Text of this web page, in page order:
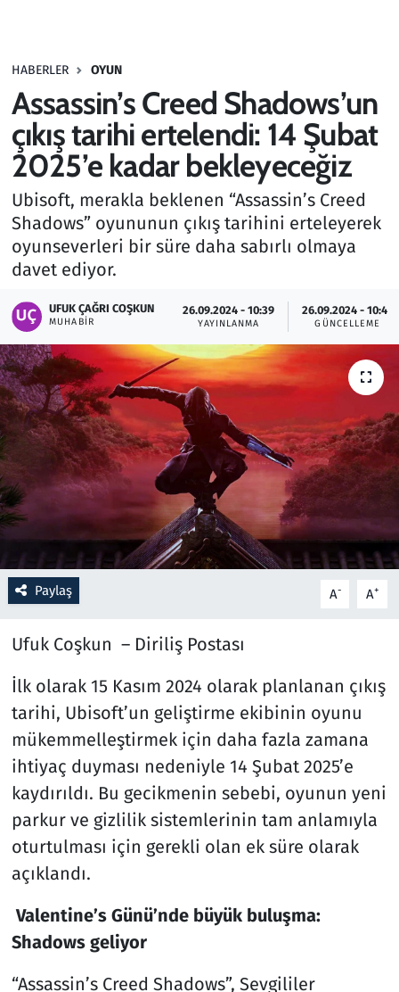
HABERLER OYUN
Assassin’s Creed Shadows’un
çıkış tarihi ertelendi: 14 Şubat
2025’e kadar bekleyeceğiz
Ubisoft, merakla beklenen “Assassin’s Creed
Shadows” oyununun çıkış tarihini erteleyerek
oyunseverleri bir süre daha sabırlı olmaya
davet ediyor.
UFUK ÇAĞRI COŞKUN
MUHABIR
26.09.2024 - 10:39
YAYINLANMA
26.09.2024 - 10:47
GÜNCELLEME
Paylaş A- A+
Ufuk Coşkun – Diriliş Postası
İlk olarak 15 Kasım 2024 olarak planlanan çıkış
tarihi, Ubisoft’un geliştirme ekibinin oyunu
mükemmelleştirmek için daha fazla zamana
ihtiyaç duyması nedeniyle 14 Şubat 2025’e
kaydırıldı. Bu gecikmenin sebebi, oyunun yeni
parkur ve gizlilik sistemlerinin tam anlamıyla
oturtulması için gerekli olan ek süre olarak
açıklandı.
Valentine’s Günü’nde büyük buluşma:
Shadows geliyor
“Assassin’s Creed Shadows”, Sevgililer
Haber
Kültür Sanat
Kurumsal Haberler
Lezzet Durağı
Memur ve Kamu
Otomobil
Oyun
Ramazan
Resmi İlanlar
Rüya Tabirleri
Sağlık
Savunma Sanayi
Teknoloji ve Bilim
Televizyon